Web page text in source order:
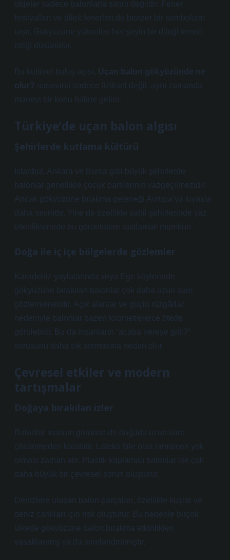
objeler sadece balonlarla sınırlı değildir. Fener
festivalleri ve dilek fenerleri de benzer bir sembolizm
taşır. Gökyüzüne yükselen her şeyin bir dileği temsil
ettiği düşünülür.
Bu kültürel bakış açısı, Uçan balon gökyüzünde ne
olur? sorusunu sadece fiziksel değil, aynı zamanda
manevi bir konu haline getirir.
Türkiye’de uçan balon algısı
Şehirlerde kutlama kültürü
İstanbul, Ankara ve Bursa gibi büyük şehirlerde
balonlar genellikle çocuk partilerinin vazgeçilmezidir.
Ancak gökyüzüne bırakma geleneği Avrupa’ya kıyasla
daha sınırlıdır. Yine de özellikle sahil şehirlerinde yaz
etkinliklerinde bu görüntülere rastlamak mümkün.
Doğa ile iç içe bölgelerde gözlemler
Karadeniz yaylalarında veya Ege köylerinde
gökyüzüne bırakılan balonlar çok daha uzun süre
gözlemlenebilir. Açık alanlar ve güçlü rüzgârlar
nedeniyle balonlar bazen kilometrelerce ötede
görülebilir. Bu da insanların “acaba nereye gitti?”
sorusunu daha sık sormasına neden olur.
Çevresel etkiler ve modern
tartışmalar
Doğaya bırakılan izler
Balonlar masum görünse de doğada uzun süre
çözünmeden kalabilir. Lateks bile olsa tamamen yok
olması zaman alır. Plastik kaplamalı balonlar ise çok
daha büyük bir çevresel sorun oluşturur.
Denizlere ulaşan balon parçaları, özellikle kuşlar ve
deniz canlıları için risk oluşturur. Bu nedenle birçok
ülkede gökyüzüne balon bırakma etkinlikleri
yasaklanmış ya da sınırlandırılmıştır.